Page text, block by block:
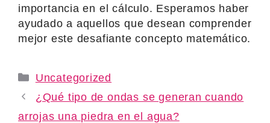
importancia en el cálculo. Esperamos haber
ayudado a aquellos que desean comprender
mejor este desafiante concepto matemático.
Categories
Uncategorized
¿Qué tipo de ondas se generan cuando
arrojas una piedra en el agua?